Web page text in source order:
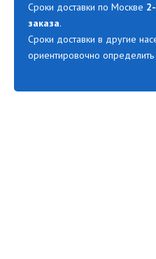
Сроки доставки по Москве
заказа.
Сроки доставки в другие
ориентировочно определить